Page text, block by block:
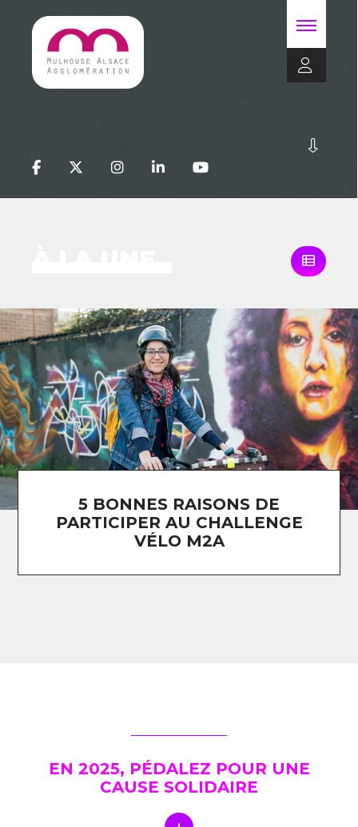
5 BONNES RAISONS DE
PARTICIPER AU CHALLENGE
VÉLO M2A
EN 2025, PÉDALEZ POUR UNE
CAUSE SOLIDAIRE